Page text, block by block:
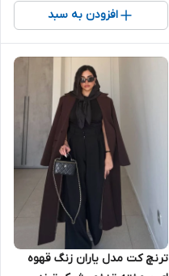
افزودن به سبد
ترنچ کت مدل یاران زنگ قهوه